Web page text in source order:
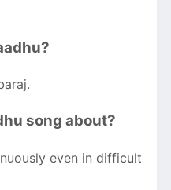
song about?
even in difficult